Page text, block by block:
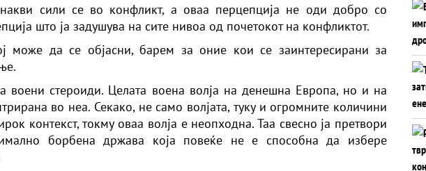
сили се во конфликт, а оваа перцепција не оди добро со
што ја задушува на сите нивоа од почетокот на конфликтот.
може да се објасни, барем за оние кои се заинтересирани за
воени стероиди. Целата воена волја на денешна Европа, но и на
во неа. Секако, не само волјата, туку и огромните количини
контекст, токму оваа волја е неопходна. Таа свесно ја претвори
борбена држава која повеќе не е способна да избере